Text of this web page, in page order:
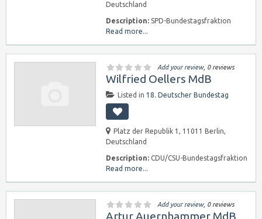
Deutschland
Description: SPD-Bundestagsfraktion
Read more...
Add your review, 0 reviews
Wilfried Oellers MdB
Listed in 18. Deutscher Bundestag
Platz der Republik 1, 11011 Berlin,
Deutschland
Description: CDU/CSU-Bundestagsfraktion
Read more...
Add your review, 0 reviews
Artur Auernhammer MdB